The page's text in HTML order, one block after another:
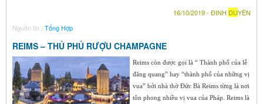
16/10/2019 - ĐINH DUYÊN
Nguồn tin : Tổng Hợp
REIMS – THỦ PHỦ RƯỢU CHAMPAGNE
Reims còn được gọi là “ Thành phố của lễ
đăng quang” hay “thành phố của những vị
vua” bởi nhà thờ Đức Bà Reims từng là nơi
tôn phong nhiều vị vua của Pháp. Reims là